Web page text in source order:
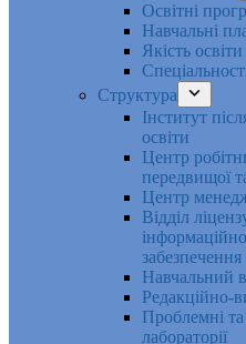
Освітні
Навчальні
Якість освіти
Структура
Інститут
освіти
Центр
передвищої
Центр
Відділ
забезпечення
Навчальний
Редакційно-
Проблемні та
лабораторії